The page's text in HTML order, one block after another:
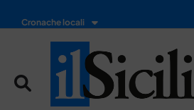
Cronache locali